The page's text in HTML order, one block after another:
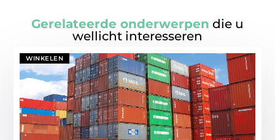
Gerelateerde onderwerpen die u
wellicht interesseren
WINKELEN